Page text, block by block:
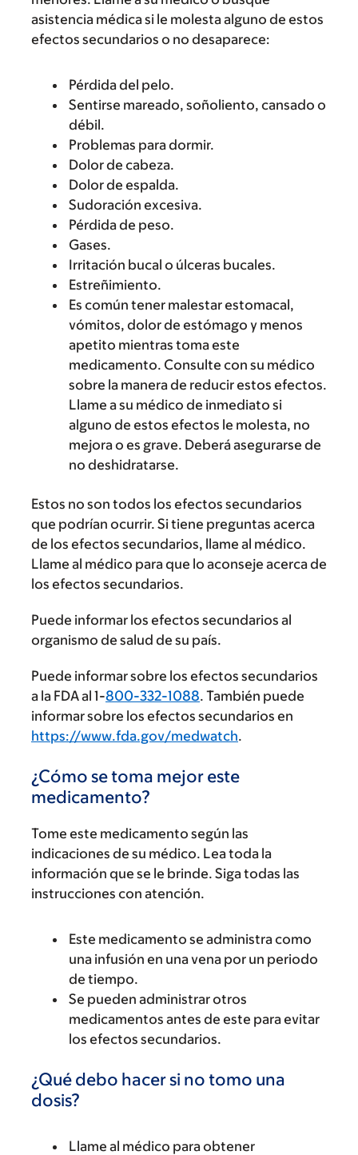
asistencia médica si le molesta alguno de estos
efectos secundarios o no desaparece:
Pérdida del pelo.
Sentirse mareado, soñoliento, cansado o
débil.
Problemas para dormir.
Dolor de cabeza.
Dolor de espalda.
Sudoración excesiva.
Pérdida de peso.
Gases.
Irritación bucal o úlceras bucales.
Estreñimiento.
Es común tener malestar estomacal,
vómitos, dolor de estómago y menos
apetito mientras toma este
medicamento. Consulte con su médico
sobre la manera de reducir estos efectos.
Llame a su médico de inmediato si
alguno de estos efectos le molesta, no
mejora o es grave. Deberá asegurarse de
no deshidratarse.
Estos no son todos los efectos secundarios
que podrían ocurrir. Si tiene preguntas acerca
de los efectos secundarios, llame al médico.
Llame al médico para que lo aconseje acerca de
los efectos secundarios.
Puede informar los efectos secundarios al
organismo de salud de su país.
Puede informar sobre los efectos secundarios
a la FDA al 1-800-332-1088. También puede
informar sobre los efectos secundarios en
https://www.fda.gov/medwatch.
¿Cómo se toma mejor este
medicamento?
Tome este medicamento según las
indicaciones de su médico. Lea toda la
información que se le brinde. Siga todas las
instrucciones con atención.
Este medicamento se administra como
una infusión en una vena por un periodo
de tiempo.
Se pueden administrar otros
medicamentos antes de este para evitar
los efectos secundarios.
¿Qué debo hacer si no tomo una
dosis?
Llame al médico para obtener